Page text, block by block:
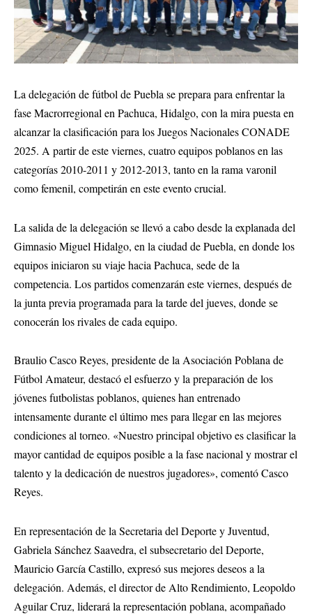
La delegación de fútbol de Puebla se prepara para enfrentar la
fase Macrorregional en Pachuca, Hidalgo, con la mira puesta en
alcanzar la clasificación para los Juegos Nacionales CONADE
2025. A partir de este viernes, cuatro equipos poblanos en las
categorías 2010-2011 y 2012-2013, tanto en la rama varonil
como femenil, competirán en este evento crucial.
La salida de la delegación se llevó a cabo desde la explanada del
Gimnasio Miguel Hidalgo, en la ciudad de Puebla, en donde los
equipos iniciaron su viaje hacia Pachuca, sede de la
competencia. Los partidos comenzarán este viernes, después de
la junta previa programada para la tarde del jueves, donde se
conocerán los rivales de cada equipo.
Braulio Casco Reyes, presidente de la Asociación Poblana de
Fútbol Amateur, destacó el esfuerzo y la preparación de los
jóvenes futbolistas poblanos, quienes han entrenado
intensamente durante el último mes para llegar en las mejores
condiciones al torneo. «Nuestro principal objetivo es clasificar la
mayor cantidad de equipos posible a la fase nacional y mostrar el
talento y la dedicación de nuestros jugadores», comentó Casco
Reyes.
En representación de la Secretaria del Deporte y Juventud,
Gabriela Sánchez Saavedra, el subsecretario del Deporte,
Mauricio García Castillo, expresó sus mejores deseos a la
delegación. Además, el director de Alto Rendimiento, Leopoldo
Aguilar Cruz, liderará la representación poblana, acompañado